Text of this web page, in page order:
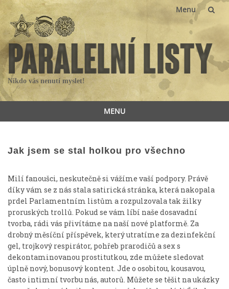
Menu
Skip
content
Nikdo vás nenutí myslet!
MENU
content
Jak jsem se stal holkou pro všechno
Milí fanoušci, neskutečně si vážíme vaší podpory. Právě
díky vám se z nás stala satirická stránka, která nakopala
prdel Parlamentním listům a rozpulzovala tak žilky
proruských trollů. Pokud se vám líbí naše dosavadní
tvorba, rádi vás přivítáme na naší nové platformě. Za
drobný měsíční příspěvek, který utratíme za dezinfekční
gel, trojkový respirátor, pohřeb prarodičů a sex s
dekontaminovanou prostitutkou, zde můžete sledovat
úplně nový, bonusový kontent. Jde o osobitou, kousavou,
často intimní tvorbu nás, autorů. Můžete se těšit na ukázky